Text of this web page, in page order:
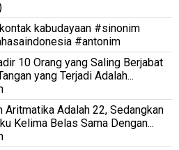
kabudayaan #sinonim
#antonim
10 Orang yang Saling Berjabat
yang Terjadi Adalah...
Aritmatika Adalah 22, Sedangkan
Kelima Belas Sama Dengan...